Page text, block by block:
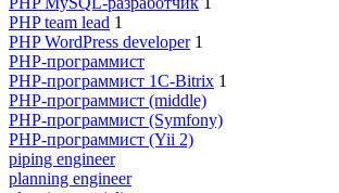
PHP team lead 1
PHP WordPress developer 1
PHP-программист
PHP-программист 1C-Bitrix 1
PHP-программист (middle)
PHP-программист (Symfony)
PHP-программист (Yii 2)
piping engineer
planning engineer